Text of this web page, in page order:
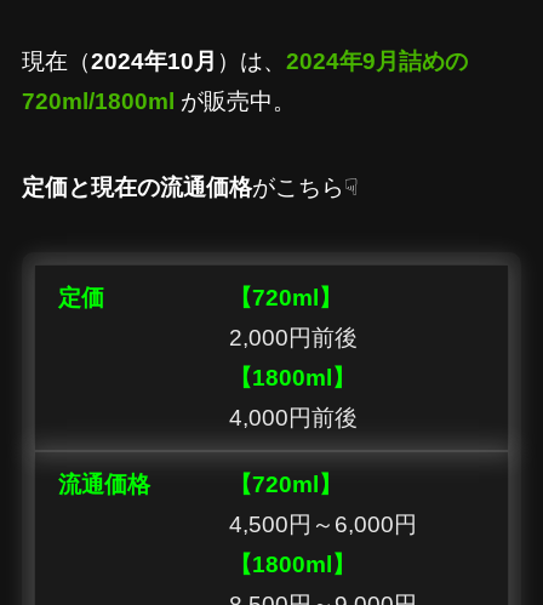
現在（2024年10月 ）は、 2024年9月詰めの
720ml/1800ml が販売中。
定価と現在の流通価格がこちら☟
定価
【720ml】
2,000円前後
【1800ml】
4,000円前後
流通価格
【720ml】
4,500円～6,000円
【1800ml】